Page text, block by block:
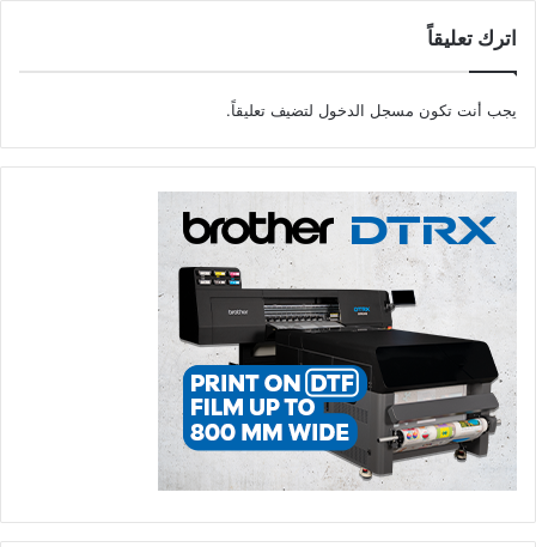
اترك تعليقاً
يجب أنت تكون مسجل الدخول لتضيف تعليقاً.